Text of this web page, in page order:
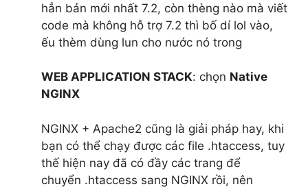
hẳn bản mới nhất 7.2, còn thèng nào mà viết
code mà không hỗ trợ 7.2 thì bố dí lol vào,
ếu thèm dùng lun cho nước nó trong
WEB APPLICATION STACK: chọn Native
NGINX
NGINX + Apache2 cũng là giải pháp hay, khi
bạn có thể chạy được các file .htaccess, tuy
thế hiện nay đã có đầy các trang để
chuyển .htaccess sang NGINX rồi, nên